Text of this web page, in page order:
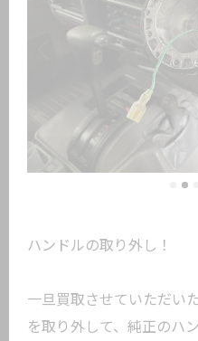
ハンドルの取り外し！
一旦買取させていただい
を取り外して、純正のハ